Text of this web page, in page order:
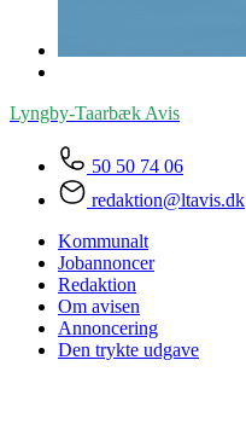
Lyngby-Taarbæk Avis
50 50 74 06
redaktion@ltavis.dk
Kommunalt
Jobannoncer
Redaktion
Om avisen
Annoncering
Den trykte udgave